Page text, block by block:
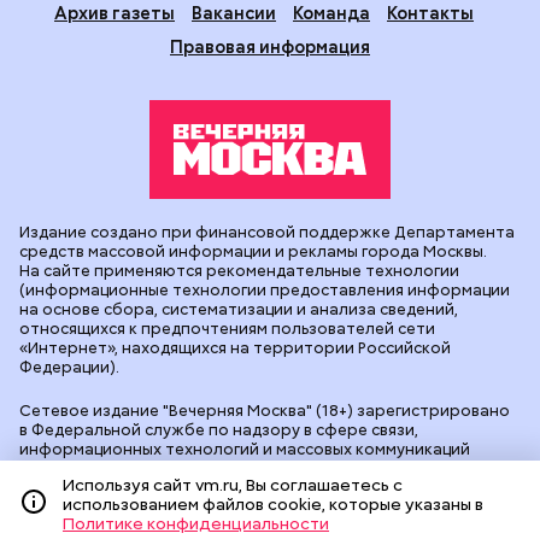
Архив газеты
Вакансии Команда
Контакты
Правовая информация
Сетевое издание "Вечерняя Москва" (18+) зарегистрировано
в Федеральной службе по надзору в сфере связи,
информационных технологий и массовых коммуникаций
90524 от 09.12.2025. Учредитель: АО "Редакция газеты
"Вечерняя Москва". Главный редактор vm.ru: Александр
Геннадьевич Глуходедов. Адрес редакции: 127015, г.Москва,
Издание создано при финансовой поддержке Департамента
средств массовой информации и рекламы города Москвы.
На сайте применяются рекомендательные технологии
(информационные технологии предоставления информации
на основе сбора, систематизации и анализа сведений,
относящихся к предпочтениям пользователей сети
«Интернет», находящихся на территории Российской
Федерации).
Используя сайт vm.ru, Вы соглашаетесь с
использованием файлов cookie, которые указаны в
Политике конфиденциальности